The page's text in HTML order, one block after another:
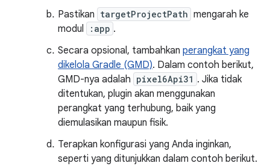
Pastikan targetProjectPath mengarah ke
modul
:app .
Secara opsional, tambahkan perangkat yang
dikelola Gradle (GMD). Dalam contoh berikut,
GMD-nya adalah pixel6Api31 . Jika tidak
ditentukan, plugin akan menggunakan
perangkat yang terhubung, baik yang
diemulasikan maupun fisik.
Terapkan konfigurasi yang Anda inginkan,
seperti yang ditunjukkan dalam contoh berikut.